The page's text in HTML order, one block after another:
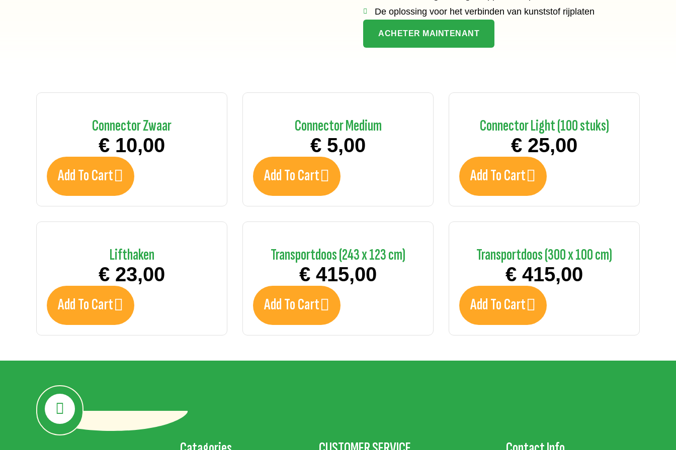
De oplossing voor het verbinden van kunststof rijplaten
ACHETER MAINTENANT
Connector Zwaar
€ 10,00
Add To Cart
Connector Medium
€ 5,00
Add To Cart
Connector Light (100 stuks)
€ 25,00
Add To Cart
Lifthaken
€ 23,00
Add To Cart
Transportdoos (243 x 123 cm)
€ 415,00
Add To Cart
Transportdoos (300 x 100 cm)
€ 415,00
Add To Cart